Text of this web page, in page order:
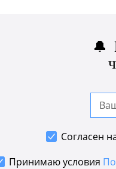
🔔
Согласен
Принимаю условия